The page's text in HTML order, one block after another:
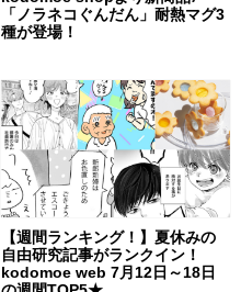
「ノラネコぐんだん」耐熱マグ3
種が登場！
【週間ランキング！】夏休みの
自由研究記事がランクイン！
kodomoe web 7月12日～18日